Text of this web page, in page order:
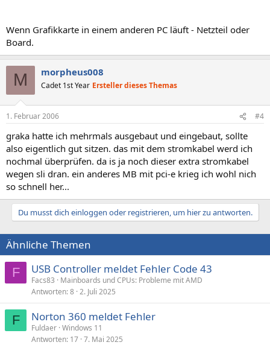
Wenn Grafikkarte in einem anderen PC läuft - Netzteil oder
Board.
M morpheus008
Cadet 1st Year Ersteller dieses Themas
1. Februar 2006 #4
graka hatte ich mehrmals ausgebaut und eingebaut, sollte
also eigentlich gut sitzen. das mit dem stromkabel werd ich
nochmal überprüfen. da is ja noch dieser extra stromkabel
wegen sli dran. ein anderes MB mit pci-e krieg ich wohl nich
so schnell her...
Du musst dich einloggen oder registrieren, um hier zu antworten.
Ähnliche Themen
F USB Controller meldet Fehler Code 43
Facs83
Mainboards und CPUs: Probleme mit AMD
Antworten 8 2. Juli 2025
F Norton 360 meldet Fehler
Fuldaer Windows 11
Antworten 17 7. Mai 2025